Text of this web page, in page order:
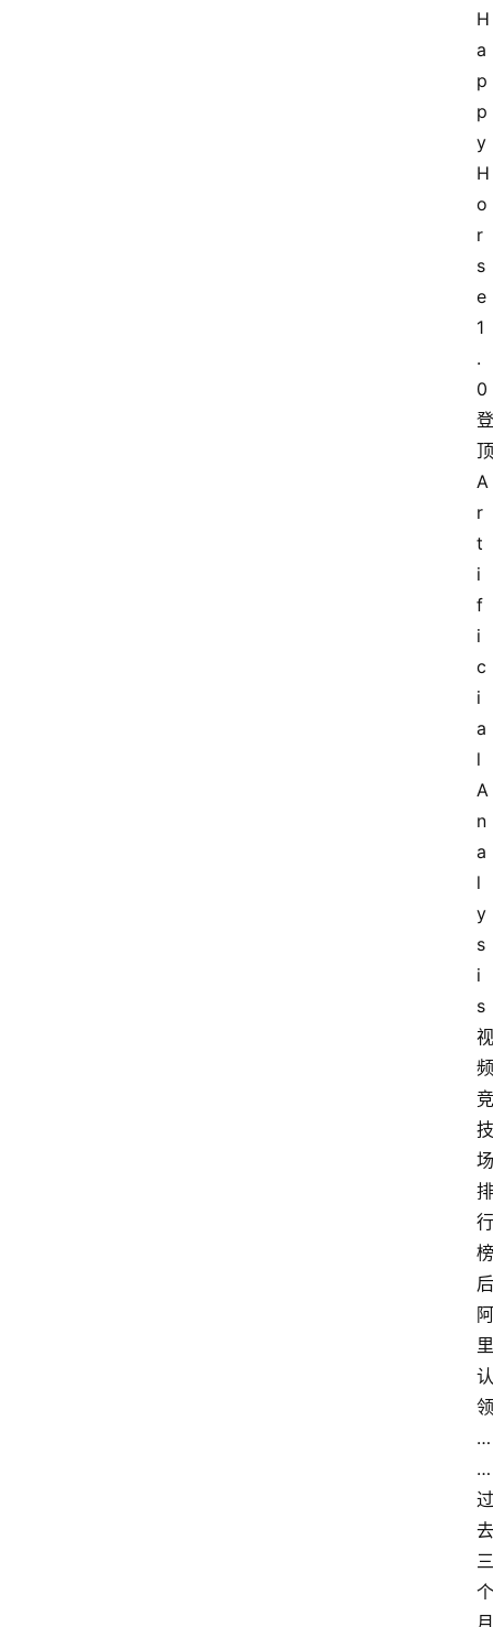
H
a
p
p
y
H
o
r
s
e
1
.
0
登
顶
A
r
t
i
f
i
c
i
a
l
A
n
a
l
y
s
i
s
视
频
竞
技
场
排
行
榜
后
阿
里
认
领
…
…
过
去
三
个
月